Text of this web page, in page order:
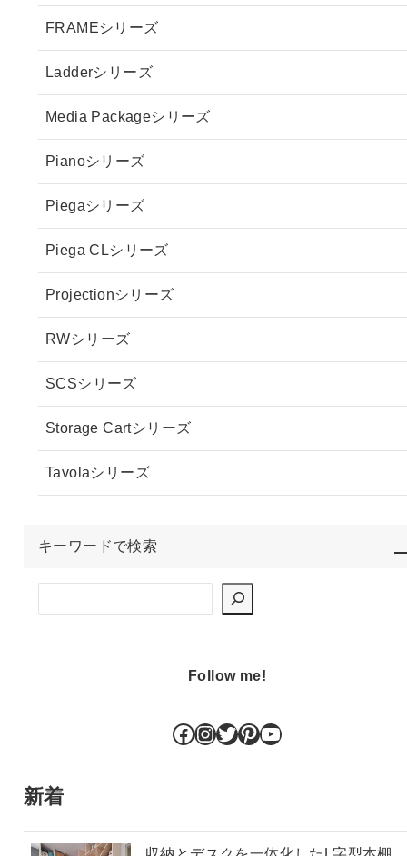
FRAMEシリーズ
Ladderシリーズ
Media Packageシリーズ
Pianoシリーズ
Piegaシリーズ
Piega CLシリーズ
Projectionシリーズ
RWシリーズ
SCSシリーズ
Storage Cartシリーズ
Tavolaシリーズ
キーワードで検索
Follow me!
Facebook
Instagram
Twitter
Pinterest
YouTube
新着